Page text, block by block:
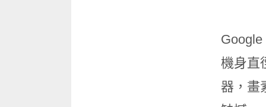
機身直
器，畫